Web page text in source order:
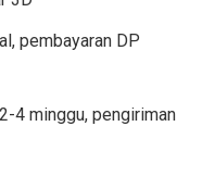
pembayaran DP
4 minggu, pengiriman